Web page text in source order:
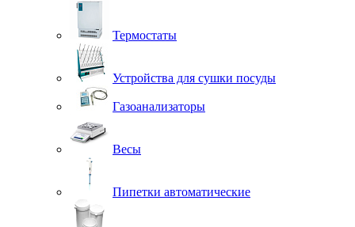
Термостаты
Устройства для сушки посуды
Газоанализаторы
Весы
Пипетки автоматические